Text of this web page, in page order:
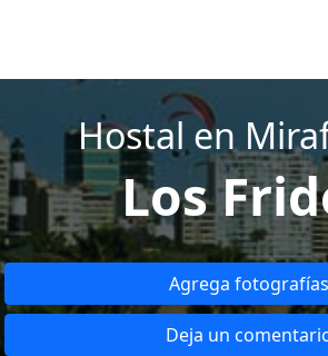
Hostal en
Los
Agrega fotografías
Deja un